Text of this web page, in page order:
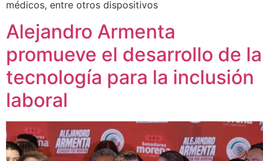
médicos, entre otros dispositivos
Alejandro Armenta
promueve el desarrollo de la
tecnología para la inclusión
laboral